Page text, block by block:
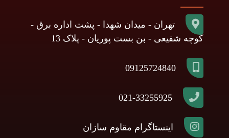
تهران - میدان شهدا - پشت اداره برق -
کوچه شفیعی - بن بست پوریان - پلاک 13
09125724840
021-33255925
اینستاگرام مقاوم سازان